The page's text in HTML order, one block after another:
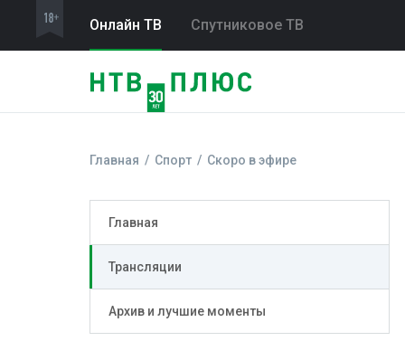
Онлайн ТВ Спутниковое ТВ
Главная Спорт Скоро в эфире
Главная
Трансляции
Архив и лучшие моменты